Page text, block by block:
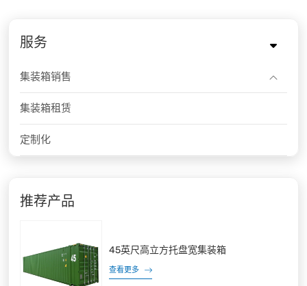
服务
集装箱销售
集装箱租赁
定制化
推荐产品
45英尺高立方托盘宽集装箱
查看更多